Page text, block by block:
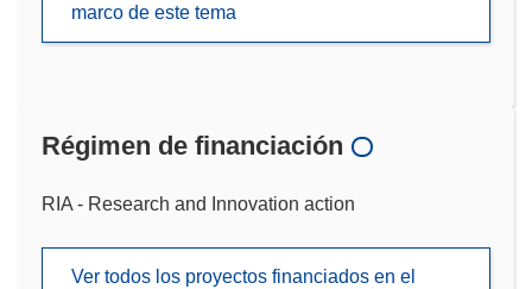
marco de este tema
Régimen de financiación
RIA - Research and Innovation action
Ver todos los proyectos financiados en el